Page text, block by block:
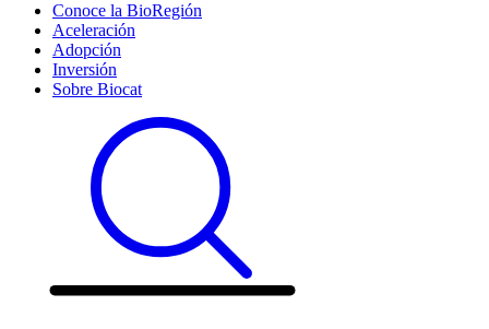
Conoce la BioRegión
Aceleración
Adopción
Inversión
Sobre Biocat